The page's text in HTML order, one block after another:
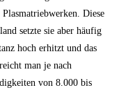
Diese
setzte sie aber häufig
hoch erhitzt und das
man je nach
von 8.000 bis